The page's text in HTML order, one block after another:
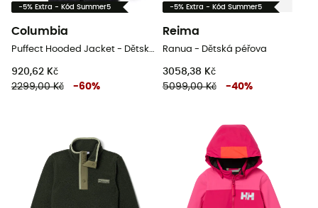
-5% Extra - Kód Summer5
Columbia
Puffect Hooded Jacket - Dětská péřova
920,62 Kč
2299,00 Kč
-60%
-5% Extra - Kód Summer5
Reima
Ranua - Dětská péřova
3058,38 Kč
5099,00 Kč
-40%